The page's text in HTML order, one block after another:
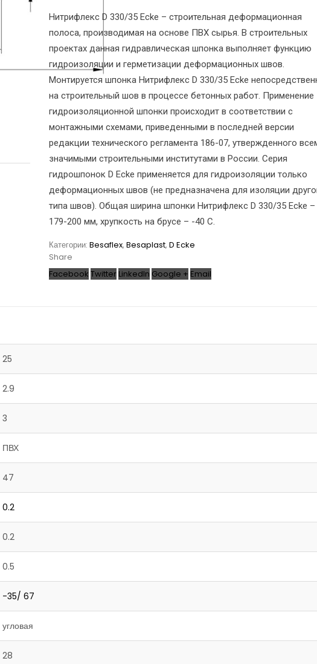
Нитрифлекс D 330/35 Ecke – строительная деформационная
полоса, производимая на основе ПВХ сырья. В строительных
проектах данная гидравлическая шпонка выполняет функцию
гидроизоляции и герметизации деформационных швов.
Монтируется шпонка Нитрифлекс D 330/35 Ecke
на строительный шов в процессе бетонных работ. Применение
гидроизоляционной шпонки происходит в соответствии с
монтажными схемами, приведенными в последней версии
редакции технического регламента 186-07, утвержденного
значимыми строительными институтами в России. Серия
гидрошпонок D Ecke применяется для гидроизоляции только
деформационных швов (не предназначена для изоляции
типа швов). Общая ширина шпонки Нитрифлекс D 330/35 Ecke –
179-200 мм, хрупкость на брусе – -40 С.
Категории: Besaflex, Besaplast, D Ecke
Share
Facebook Twitter LinkedIn Google + Email
25
2.9
3
ПВХ
47
0.2
0.2
0.5
-35/ 67
угловая
28